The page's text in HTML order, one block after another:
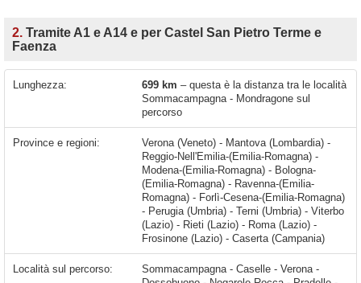
2. Tramite A1 e A14 e per Castel San Pietro Terme e
Faenza
Lunghezza: 699 km – questa è la distanza tra le località
Sommacampagna - Mondragone sul
percorso
Province e regioni:
Verona (Veneto) - Mantova (Lombardia) -
Reggio-Nell'Emilia-(Emilia-Romagna) -
Modena-(Emilia-Romagna) - Bologna-
(Emilia-Romagna) - Ravenna-(Emilia-
Romagna) - Forlì-Cesena-(Emilia-Romagna)
- Perugia (Umbria) - Terni (Umbria) - Viterbo
(Lazio) - Rieti (Lazio) - Roma (Lazio) -
Frosinone (Lazio) - Caserta (Campania)
Località sul percorso: Sommacampagna - Caselle - Verona - Dossobuono - Nogarole Rocca - Pradelle - Bagnolo - Stradella - Mottella - Mantova - San Biagio - Bagnolo San Vito - Pegognaga - Gonzaga - Moglia - Reggiolo - Rolo - Carpi - Correggio - Santa Croce Scuole - Campogalliano - Modena - Baggiovara - Montale - San Damaso - San Donnino - San Vito di Spilamberto - Spilamberto - Valsamoggia - Calcara - Crespellano - Anzola dell'Emilia - Ponte Ronca - Casalecchio di Reno - Bologna - San Lazzaro di Savena - Villanova